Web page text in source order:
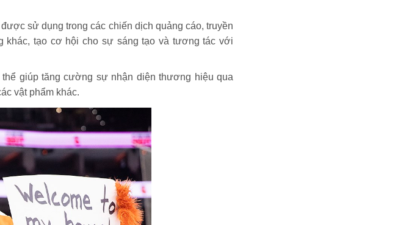
sử dụng trong các chiến dịch quảng cáo, truyền
khác, tạo cơ hội cho sự sáng tạo và tương tác với
thể giúp tăng cường sự nhận diện thương hiệu qua
vật phẩm khác.